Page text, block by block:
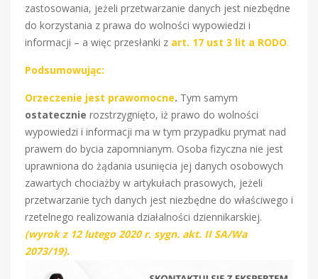
zastosowania, jeżeli przetwarzanie danych jest niezbędne
do korzystania z prawa do wolności wypowiedzi i
informacji – a więc przesłanki z art. 17 ust 3 lit a RODO.
Podsumowując:
Orzeczenie jest prawomocne. Tym samym
ostatecznie rozstrzygnięto, iż prawo do wolności
wypowiedzi i informacji ma w tym przypadku prymat nad
prawem do bycia zapomnianym. Osoba fizyczna nie jest
uprawniona do żądania usunięcia jej danych osobowych
zawartych chociażby w artykułach prasowych, jeżeli
przetwarzanie tych danych jest niezbędne do właściwego i
rzetelnego realizowania działalności dziennikarskiej.
(wyrok z 12 lutego 2020 r. sygn. akt. II SA/Wa
2073/19).